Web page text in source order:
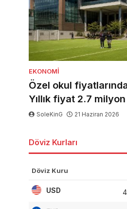
EKONOMI
Özel okul
Yıllık fiyat 2.7 milyon
SoleKinG 21 Haziran 2026
Döviz Kurları
Döviz Kuru
USD